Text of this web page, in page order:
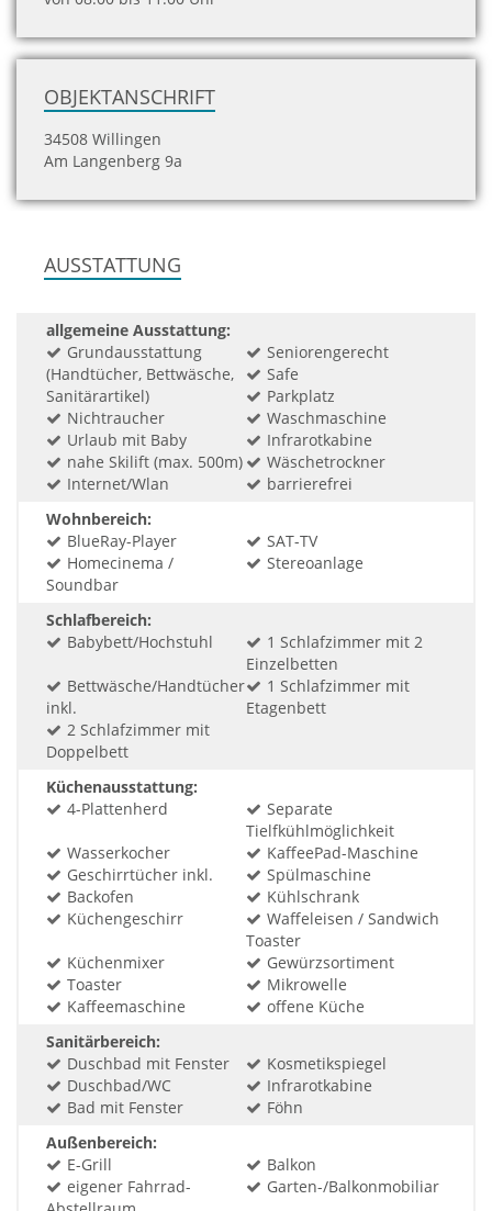
OBJEKTANSCHRIFT
34508 Willingen
Am Langenberg 9a
AUSSTATTUNG
allgemeine Ausstattung:
Grundausstattung
(Handtücher, Bettwäsche,
Sanitärartikel)
Seniorengerecht
Safe
Parkplatz
Nichtraucher
Waschmaschine
Urlaub mit Baby
Infrarotkabine
nahe Skilift (max. 500m)
Wäschetrockner
Internet/Wlan
barrierefrei
Wohnbereich:
BlueRay-Player
SAT-TV
Homecinema /
Soundbar
Stereoanlage
Schlafbereich:
Babybett/Hochstuhl
1 Schlafzimmer mit 2
Einzelbetten
Bettwäsche/Handtücher
inkl.
1 Schlafzimmer mit
Etagenbett
2 Schlafzimmer mit
Doppelbett
Küchenausstattung:
4-Plattenherd
Separate
Tielfkühlmöglichkeit
Wasserkocher
KaffeePad-Maschine
Geschirrtücher inkl.
Spülmaschine
Backofen
Kühlschrank
Küchengeschirr
Waffeleisen / Sandwich
Toaster
Küchenmixer
Gewürzsortiment
Toaster
Mikrowelle
Kaffeemaschine
offene Küche
Sanitärbereich:
Duschbad mit Fenster
Kosmetikspiegel
Duschbad/WC
Infrarotkabine
Bad mit Fenster
Föhn
Außenbereich:
E-Grill
Balkon
eigener Fahrrad-
Garten-/Balkonmobiliar